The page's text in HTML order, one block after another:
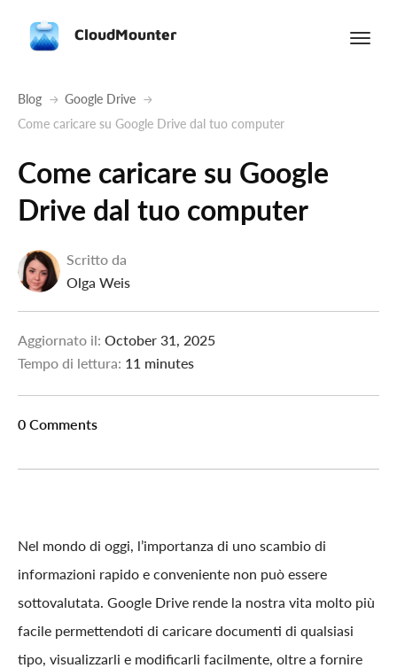
CloudMounter
Blog
Google Drive
Come caricare su Google Drive dal tuo computer
Come caricare su Google
Drive dal tuo computer
Scritto da
Olga Weis
Aggiornato il: October 31, 2025
Tempo di lettura: 11 minutes
0 Comments
Nel mondo di oggi, l’importanza di uno scambio di
informazioni rapido e conveniente non può essere
sottovalutata. Google Drive rende la nostra vita molto più
facile permettendoti di caricare documenti di qualsiasi
tipo, visualizzarli e modificarli facilmente, oltre a fornire